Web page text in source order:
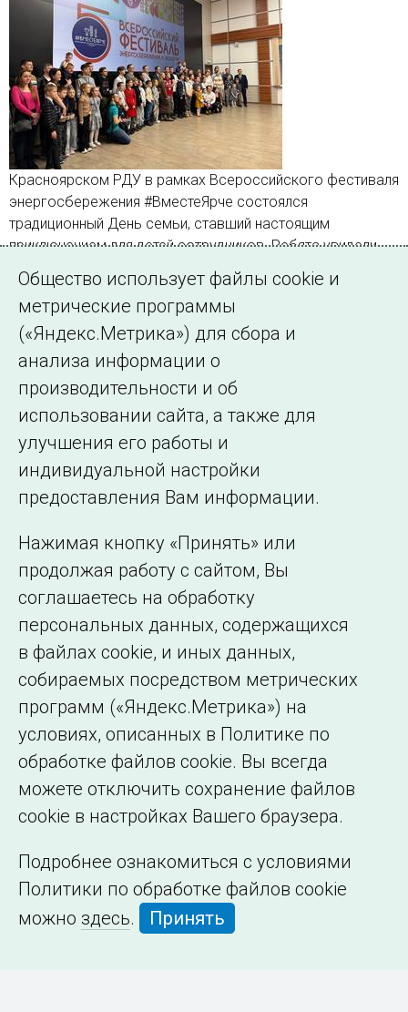
Красноярском РДУ в рамках Всероссийского фестиваля
энергосбережения #ВместеЯрче состоялся
традиционный День семьи, ставший настоящим
приключением для детей сотрудников. Ребята увидели,
как работают их родители, и сами на один день стали
исследователями энергии
Страница 1 из 18.
1 2 3 … 18 Далее
©2005–2026 АО «СО ЕЭС»
Филиалы и
представительства
образовательной
организации
Общество использует файлы cookie и
метрические программы
(«Яндекс.Метрика») для сбора и
анализа информации о
производительности и об
использовании сайта, а также для
улучшения его работы и
индивидуальной настройки
предоставления Вам информации.
Нажимая кнопку «Принять» или
продолжая работу с сайтом, Вы
соглашаетесь на обработку
персональных данных, содержащихся
в файлах cookie, и иных данных,
собираемых посредством метрических
программ («Яндекс.Метрика») на
условиях, описанных в Политике по
обработке файлов cookie. Вы всегда
можете отключить сохранение файлов
cookie в настройках Вашего браузера.
Подробнее ознакомиться с условиями
Политики по обработке файлов cookie
можно здесь. Принять